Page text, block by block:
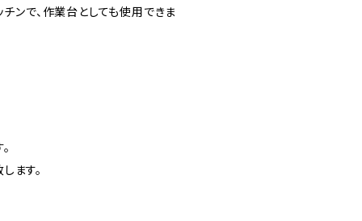
ンで、作業台としても使用できま
ます。